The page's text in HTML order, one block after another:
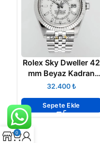
Rolex Sky Dweller 42
mm Beyaz Kadran
Jübilee 336934
₺
Sepete Ekle
0